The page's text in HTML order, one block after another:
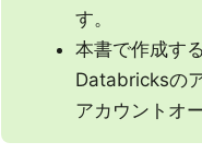
す。
本書で作成す
Databricksの
アカウントオ